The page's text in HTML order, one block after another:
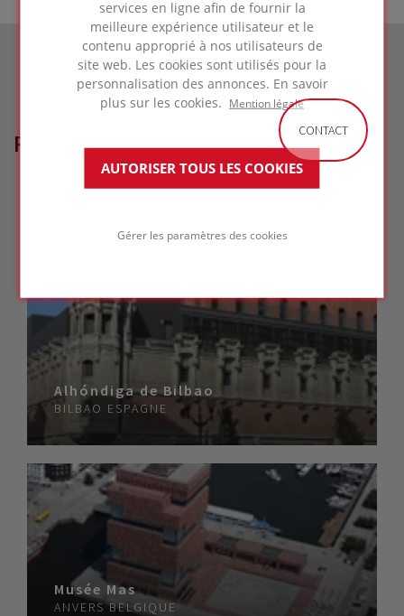
services en ligne afin de fournir la
meilleure expérience utilisateur et le
contenu approprié à nos utilisateurs de
site web. Les cookies sont utilisés pour la
personnalisation des annonces. En savoir
plus sur les cookies.
Mention légale
AUTORISER TOUS LES COOKIES
Gérer les paramètres des cookies
RÉFÉRENCES LIÉES
Alhóndiga de Bilbao
BILBAO ESPAGNE
Musée Mas
ANVERS BELGIQUE
CONTACT